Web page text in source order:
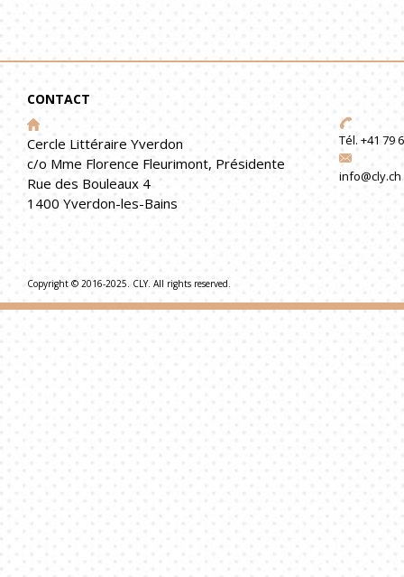
CONTACT
Cercle Littéraire Yverdon
c/o Mme Florence Fleurimont, Présidente
Rue des Bouleaux 4
1400 Yverdon-les-Bains
Tél. +41 79
info@cly.ch
Copyright © 2016-2025. CLY. All rights reserved.